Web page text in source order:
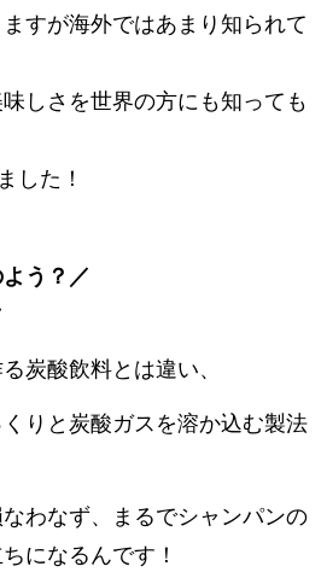
すが海外ではあまり知られて
味しさを世界の方にも知っても
した！
う？／
炭酸飲料とは違い、
りと炭酸ガスを溶か込む製法
わなず、まるでシャンパンの
になるんです！